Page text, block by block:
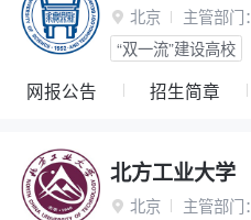
 北京 主管部门：
“双一流”建设高校
网报公告 招生简章
北方工业大学
 北京 主管部门：